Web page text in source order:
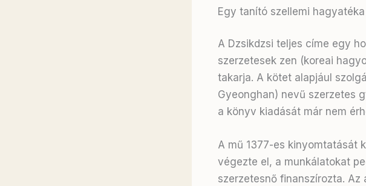
Egy tanító szellemi hagyatéka
A Dzsikdzsi teljes címe egy
szerzetesek zen (koreai
takarja. A kötet alapjául
Gyeonghan) nevű szerzetes
a könyv kiadását már nem
A mű 1377-es kinyomtatását
végezte el, a munkálatokat
szerzetesnő finanszírozta.